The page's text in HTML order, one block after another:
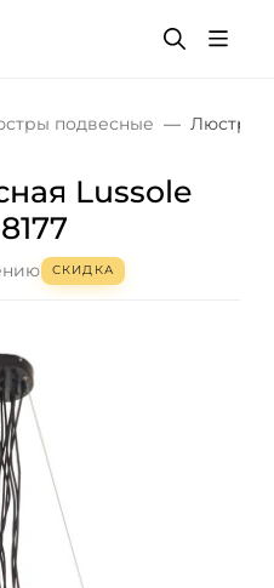
подвесные Люстра
Lussole
СКИДКА